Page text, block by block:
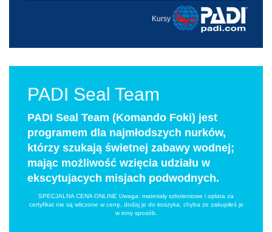
Kursy
PADI Seal Team
PADI Seal Team (Komando Foki) jest
programem dla najmłodszych nurków,
którzy szukają świetnej zabawy wodnej;
mając możliwość wzięcia udziału w
ekscytujacych misjach podwodnych.
SPECJALNA CENA ONLINE Uwaga: materiały szkoleniowe i opłata za
certyfikat nie są wliczone w cenę, dodaj je do koszyka, chyba że zakupiłeś je
w inny sposób.